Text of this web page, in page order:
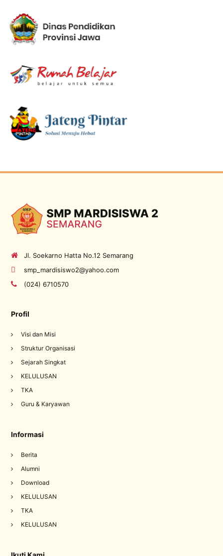
Jl. Soekarno Hatta No.12 Semarang
smp_mardisiswo2@yahoo.com
(024) 6710570
Profil
Visi dan Misi
Struktur Organisasi
Sejarah Singkat
KELULUSAN
TKA
Guru & Karyawan
Informasi
Berita
Alumni
Download
KELULUSAN
TKA
KELULUSAN